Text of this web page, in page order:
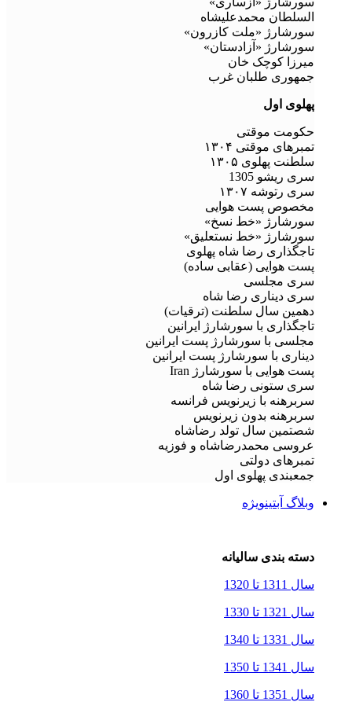
السلطان محمدعلیشاه
سورشارژ «ملت کازرون»
سورشارژ «آزادستان»
میرزا کوچک خان
جمهوری طلبان غرب
پهلوی اول
حکومت موقتی
تمبرهای موقتی ۱۳۰۴
سلطنت پهلوی ۱۳۰۵
سری ریشو 1305
سری رتوشه ۱۳۰۷
مخصوص پست هوایی
سورشارژ «خط نسخ»
سورشارژ «خط نستعلیق»
تاجگذاری رضا شاه پهلوی
پست هوایی (عقابی ساده)
سری مجلسی
سری دیناری رضا شاه
دهمین سال سلطنت (ترقیات)
تاجگذاری با سورشارژ ایرانین
مجلسی با سورشارژ پست ایرانین
دیناری با سورشارژ پست ایرانین
پست هوایی با سورشارژ Iran
سری ستونی رضا شاه
سربرهنه با زیرنویس فرانسه
سربرهنه بدون زیرنویس
شصتمین سال تولد رضاشاه
عروسی محمدرضاشاه و فوزیه
تمبرهای دولتی
جمعبندی پهلوی اول
وبلاگ آبتینویژه
دسته بندی سالیانه
سال 1311 تا 1320
سال 1321 تا 1330
سال 1331 تا 1340
سال 1341 تا 1350
سال 1351 تا 1360